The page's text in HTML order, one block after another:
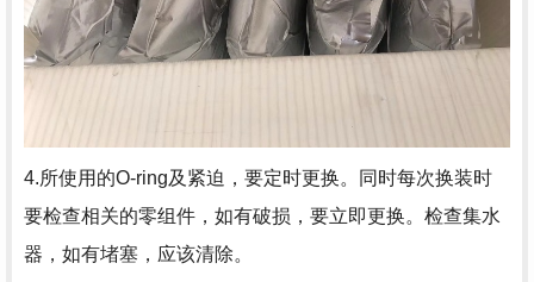
4.所使用的O-ring及紧迫，要定时更换。同时每次换装时
要检查相关的零组件，如有破损，要立即更换。检查集水
器，如有堵塞，应该清除。